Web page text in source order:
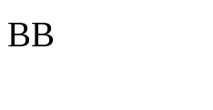
BB